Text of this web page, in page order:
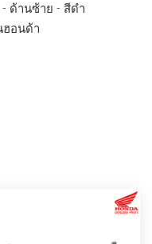
- ด้านซ้าย - สีดำ
ฮอนด้า